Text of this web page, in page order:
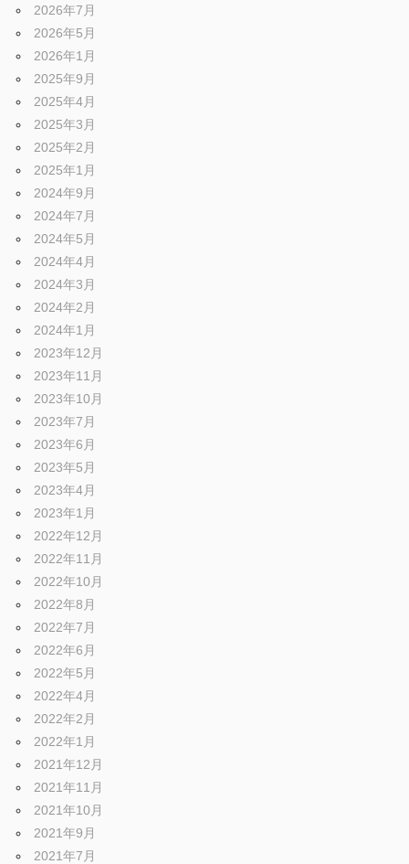
2026年7月
2026年5月
2026年1月
2025年9月
2025年4月
2025年3月
2025年2月
2025年1月
2024年9月
2024年7月
2024年5月
2024年4月
2024年3月
2024年2月
2024年1月
2023年12月
2023年11月
2023年10月
2023年7月
2023年6月
2023年5月
2023年4月
2023年1月
2022年12月
2022年11月
2022年10月
2022年8月
2022年7月
2022年6月
2022年5月
2022年4月
2022年2月
2022年1月
2021年12月
2021年11月
2021年10月
2021年9月
2021年7月